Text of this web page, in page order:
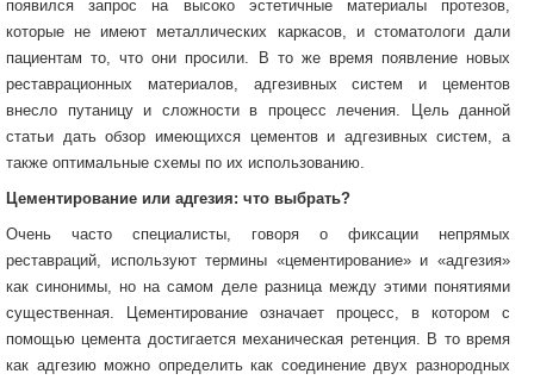
появился запрос на высоко эстетичные материалы протезов,
которые не имеют металлических каркасов, и стоматологи дали
пациентам то, что они просили. В то же время появление новых
реставрационных материалов, адгезивных систем и цементов
внесло путаницу и сложности в процесс лечения. Цель данной
статьи дать обзор имеющихся цементов и адгезивных систем, а
также оптимальные схемы по их использованию.
Цементирование или адгезия: что выбрать?
Очень часто специалисты, говоря о фиксации непрямых
реставраций, используют термины «цементирование» и «адгезия»
как синонимы, но на самом деле разница между этими понятиями
существенная. Цементирование означает процесс, в котором с
помощью цемента достигается механическая ретенция. В то время
как адгезию можно определить как соединение двух разнородных